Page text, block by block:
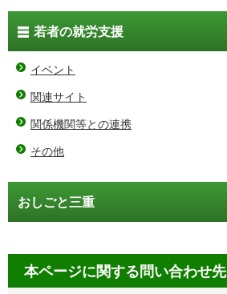
若者の就労支援
イベント
関連サイト
関係機関等との連携
その他
おしごと三重
本ページに関する問い合わせ先